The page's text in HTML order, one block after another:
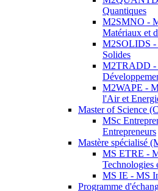
Quantiques
M2SMNO -
Matériaux et
M2SOLIDS -
Solides
M2TRADD -
M2WAPE -
l'Air et
Master of Science
MSc
Entrepreneurs
Mastère spécialisé
MS ETRE -
Technologies
MS IE - MS
Programme